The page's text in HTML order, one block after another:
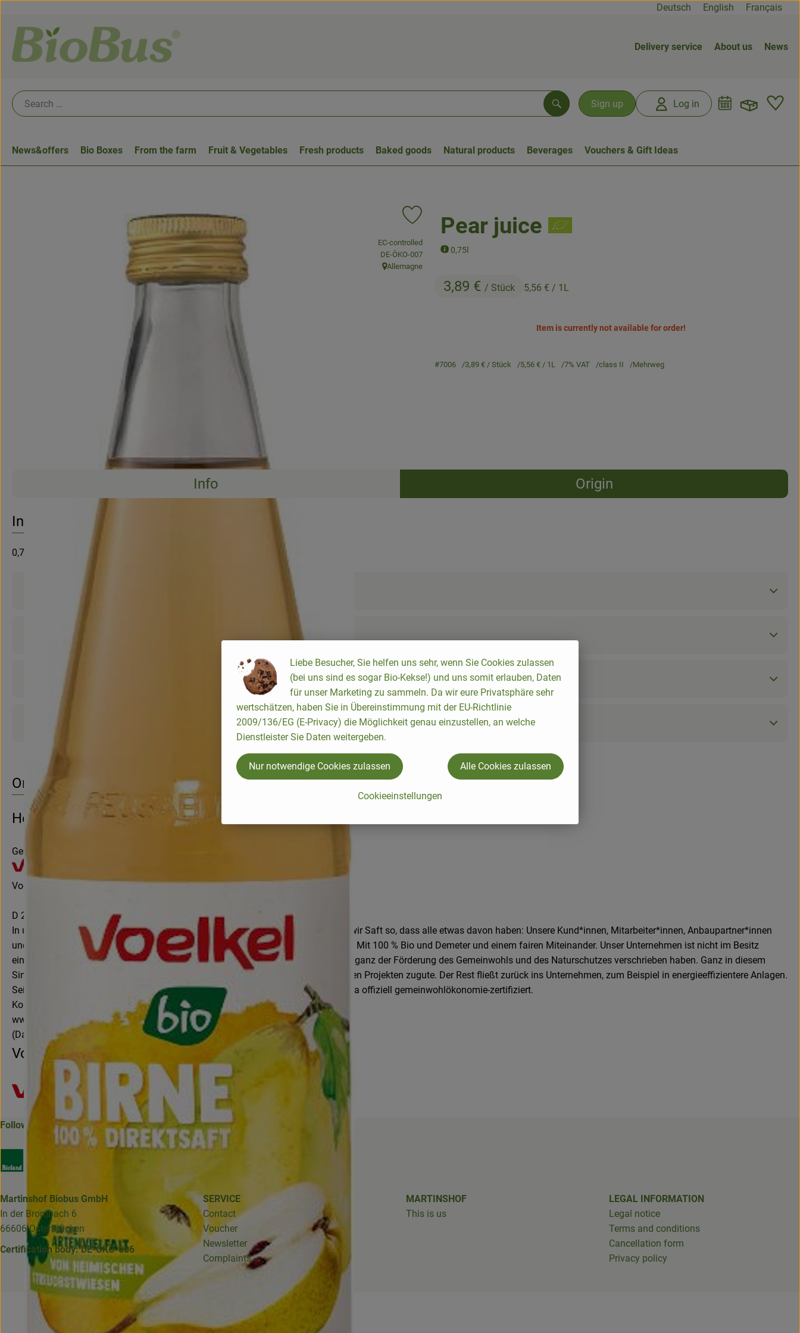
Deutsch English Français
Delivery service About us News
Sign up Log in Open
Search
News&offers Bio Boxes From the farm Fruit & Vegetables Fresh products Baked goods Natural products Beverages Vouchers & Gift Ideas
Pear juice
0,75l
3,89 € / Stück 5,56 € / 1L
Add product to favorites
, association:
EC-controlled
, certification authority:
DE-ÖKO-007
, origin:
Allemagne
Item is currently not available for order!
#7006 3,89 € / Stück 5,56 € / 1L 7% VAT class II Mehrweg
Recipes
Info
Origin
Discover suitable recipes
No suitable recipes were found.
Info
0,75l
Nutrition data
Origin
Hersteller: Voelkel
Germany (German)
Voelkel GmbH
D 29478 Höhbeck
In unserer familiengeführten Naturkostsafterei im Norden Deutschlands machen wir Saft so, dass alle etwas davon haben: Unsere Kund*innen, Mitarbeiter*innen, Anbaupartner*innen
und besonders die Natur – und das seit mehr als 85 Jahren. Wie wir das machen? Mit 100 % Bio und Demeter und einem fairen Miteinander. Unser Unternehmen ist nicht im Besitz
einiger Weniger, sondern gehört zwei gemeinnützigen Stiftungen, die sich voll und ganz der Förderung des Gemeinwohls und des Naturschutzes verschrieben haben. Ganz in diesem
Sinne kommt ein fester Teil unseres Gewinns ökologischen, sozialen und kulturellen Projekten zugute. Der Rest fließt zurück ins Unternehmen, zum Beispiel in energieeffizientere Anlagen.
Seit 2020 sind wir als eines von wenigen mittelständischen Unternehmen in Europa offiziell gemeinwohlökonomie-zertifiziert.
Kontrollnummer DE-NI-007-05193-BCD
www.voelkeljuice.de
(Daten von Ecoinform)
Voelkel
Follow us
Externer Link zu https://www.bioland.de/verbraucher
Externer Link zu https://www.facebook.com/martinshof/
Externer Link zu https://www.instagram.com/biobus_bringts/
Martinshof Biobus GmbH
In der Brombach 6
66606 Osterbrücken
Certification body: DE-ÖKO-006
SERVICE
Contact
Voucher
Newsletter
Complaints
MARTINSHOF
This is us
LEGAL INFORMATION
Legal notice
Terms and conditions
Cancellation form
Privacy policy
Liebe Besucher, Sie helfen uns sehr, wenn Sie Cookies zulassen
(bei uns sind es sogar Bio-Kekse!) und uns somit erlauben, Daten
für unser Marketing zu sammeln. Da wir eure Privatsphäre sehr
wertschätzen, haben Sie in Übereinstimmung mit der EU-Richtlinie
2009/136/EG (E-Privacy) die Möglichkeit genau einzustellen, an welche
Dienstleister Sie Daten weitergeben.
Cookieeinstellungen
Nur notwendige Cookies zulassen Alle Cookies zulassen